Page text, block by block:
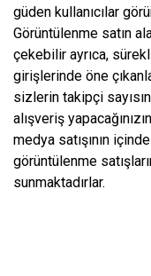
güden kullanıcılar
Görüntülenme satın
çekebilir ayrıca,
girişlerinde öne
sizlerin takipçi
alışveriş
medya satışının
görüntülenme
sunmaktadırlar.